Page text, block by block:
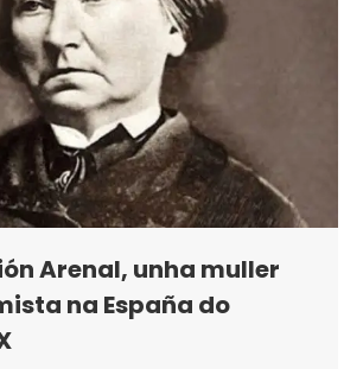
Arenal, unha muller
na España do